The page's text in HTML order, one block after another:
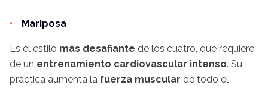
Mariposa
Es el estilo más desafiante de los cuatro, que requiere
de un entrenamiento cardiovascular intenso. Su
práctica aumenta la fuerza muscular de todo el